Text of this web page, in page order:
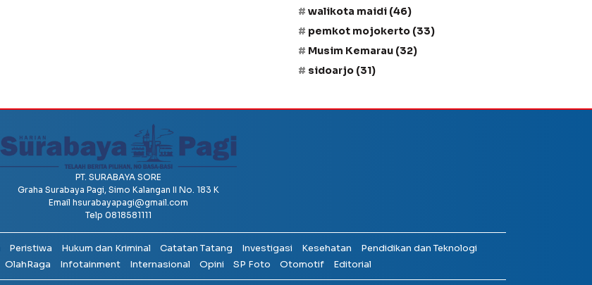
walikota maidi (46)
pemkot mojokerto (33)
Musim Kemarau (32)
sidoarjo (31)
PT. SURABAYA SORE
Graha Surabaya Pagi, Simo Kalangan II No. 183 K
Email hsurabayapagi@gmail.com
Telp 0818581111
Peristiwa Hukum dan Kriminal Catatan Tatang Investigasi Kesehatan
Pendidikan dan Teknologi
OlahRaga Infotainment Internasional Opini SP Foto Otomotif Editorial